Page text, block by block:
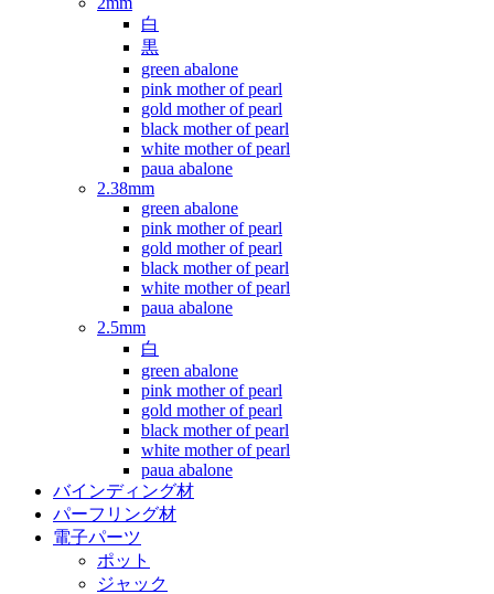
白
黒
green abalone
pink mother of pearl
gold mother of pearl
black mother of pearl
white mother of pearl
paua abalone
2.38mm
green abalone
pink mother of pearl
gold mother of pearl
black mother of pearl
white mother of pearl
paua abalone
2.5mm
白
green abalone
pink mother of pearl
gold mother of pearl
black mother of pearl
white mother of pearl
paua abalone
バインディング材
パーフリング材
電子パーツ
ポット
ジャック